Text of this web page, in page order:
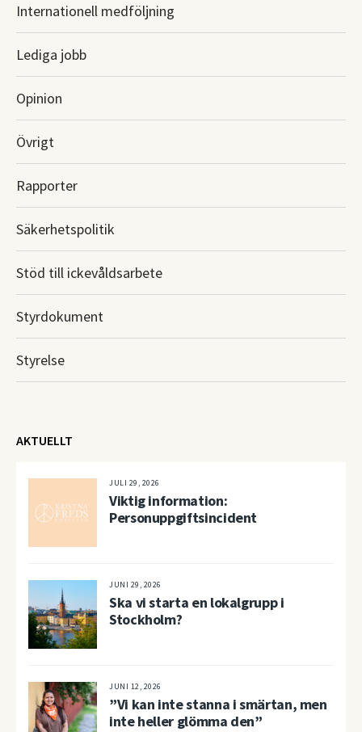
Internationell medföljning
Lediga jobb
Opinion
Övrigt
Rapporter
Säkerhetspolitik
Stöd till ickevåldsarbete
Styrdokument
Styrelse
AKTUELLT
JULI 29, 2026
Viktig information:
Personuppgiftsincident
JUNI 29, 2026
Ska vi starta en lokalgrupp i
Stockholm?
JUNI 12, 2026
”Vi kan inte stanna i smärtan, men
inte heller glömma den”